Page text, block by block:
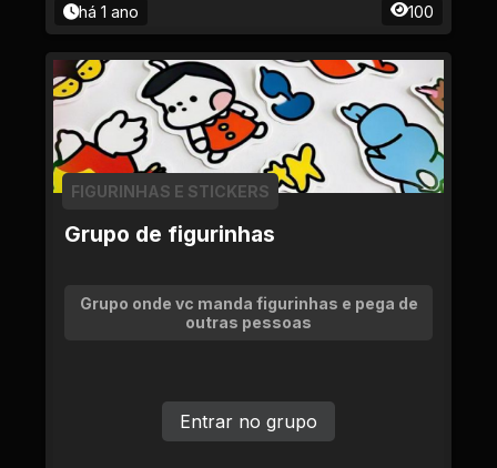
há 1 ano 100
Grupo de figurinhas
FIGURINHAS E STICKERS
Grupo onde vc manda figurinhas e pega de
outras pessoas
Entrar no grupo